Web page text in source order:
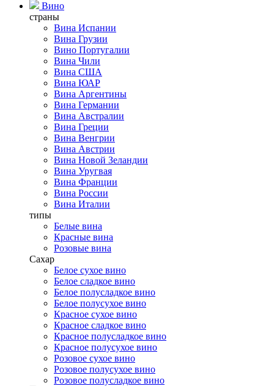
Вино
страны
Вина Испании
Вина Грузии
Вино Португалии
Вина Чили
Вина США
Вина ЮАР
Вина Аргентины
Вина Германии
Вина Австралии
Вина Греции
Вина Венгрии
Вина Австрии
Вина Новой Зеландии
Вина Уругвая
Вина Франции
Вина России
Вина Италии
типы
Белые вина
Красные вина
Розовые вина
Сахар
Белое сухое вино
Белое сладкое вино
Белое полусладкое вино
Белое полусухое вино
Красное сухое вино
Красное сладкое вино
Красное полусладкое вино
Красное полусухое вино
Розовое сухое вино
Розовое полусухое вино
Розовое полусладкое вино